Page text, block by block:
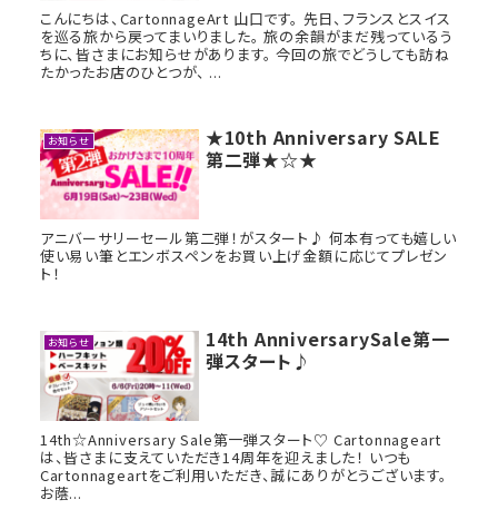
こんにちは、CartonnageArt 山口です。 先日、フランスとスイス
を巡る旅から戻ってまいりました。 旅の余韻がまだ残っているう
ちに、皆さまにお知らせがあります。 今回の旅でどうしても訪ね
たかったお店のひとつが、 ...
お知らせ
★10th Anniversary SALE
第二弾★☆★
アニバーサリーセール第二弾！がスタート♪ 何本有っても嬉しい
使い易い筆とエンボスペンをお買い上げ金額に応じてプレゼン
ト！
お知らせ
14th AnniversarySale第一
弾スタート♪
14th☆Anniversary Sale第一弾スタート♡ Cartonnageart
は、皆さまに支えていただき14周年を迎えました！ いつも
Cartonnageartをご利用いただき、誠にありがとうございます。
お蔭...